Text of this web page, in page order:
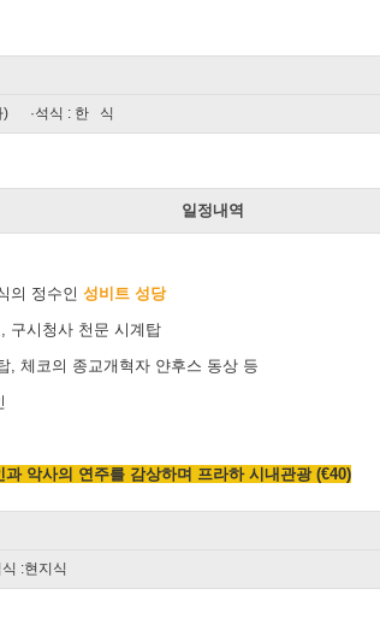
) ·석식 : 한 식
일정내역
의 정수인 성비트 성당
구시청사 천문 시계탑
, 체코의 종교개혁자 얀후스 동상 등
악사의 연주를 감상하며 프라하 시내관광 (€40)
식 :현지식